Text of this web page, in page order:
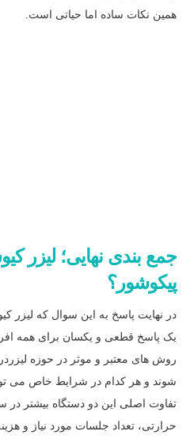
همین نکات ساده اما حیاتی است.
جمع بندی نهایی؛ لیزر
پیکوشور؟
در نهایت پاسخ به این سوال که لیزر
یک پاسخ قطعی و یکسان برای همه
روش های معتبر و موثر در حوزه
شوند و هر کدام در شرایط خاص می
تفاوت اصلی این دو دستگاه بیشتر
حرارتی، تعداد جلسات مورد نیاز و